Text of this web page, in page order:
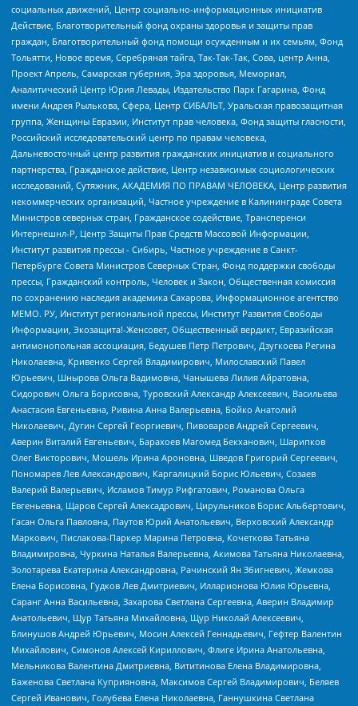
социальных движений, Центр социально-информационных инициатив
Действие, Благотворительный фонд охраны здоровья и защиты прав
граждан, Благотворительный фонд помощи осужденным и их семьям, Фонд
Тольятти, Новое время, Серебряная тайга, Так-Так-Так, Сова, центр Анна,
Проект Апрель, Самарская губерния, Эра здоровья, Мемориал,
Аналитический Центр Юрия Левады, Издательство Парк Гагарина, Фонд
имени Андрея Рылькова, Сфера, Центр СИБАЛЬТ, Уральская правозащитная
группа, Женщины Евразии, Институт прав человека, Фонд защиты гласности,
Российский исследовательский центр по правам человека,
Дальневосточный центр развития гражданских инициатив и социального
партнерства, Гражданское действие, Центр независимых социологических
исследований, Сутяжник, АКАДЕМИЯ ПО ПРАВАМ ЧЕЛОВЕКА, Центр развития
некоммерческих организаций, Частное учреждение в Калининграде Совета
Министров северных стран, Гражданское содействие, Трансперенси
Интернешнл-Р, Центр Защиты Прав Средств Массовой Информации,
Институт развития прессы - Сибирь, Частное учреждение в Санкт-
Петербурге Совета Министров Северных Стран, Фонд поддержки свободы
прессы, Гражданский контроль, Человек и Закон, Общественная комиссия
по сохранению наследия академика Сахарова, Информационное агентство
МЕМО. РУ, Институт региональной прессы, Институт Развития Свободы
Информации, Экозащита!-Женсовет, Общественный вердикт, Евразийская
антимонопольная ассоциация, Бедушев Петр Петрович, Дзугкоева Регина
Николаевна, Кривенко Сергей Владимирович, Милославский Павел
Юрьевич, Шнырова Ольга Вадимовна, Чанышева Лилия Айратовна,
Сидорович Ольга Борисовна, Туровский Александр Алексеевич, Васильева
Анастасия Евгеньевна, Ривина Анна Валерьевна, Бойко Анатолий
Николаевич, Дугин Сергей Георгиевич, Пивоваров Андрей Сергеевич,
Аверин Виталий Евгеньевич, Барахоев Магомед Бекханович, Шарипков
Олег Викторович, Мошель Ирина Ароновна, Шведов Григорий Сергеевич,
Пономарев Лев Александрович, Каргалицкий Борис Юльевич, Созаев
Валерий Валерьевич, Исламов Тимур Рифгатович, Романова Ольга
Евгеньевна, Щаров Сергей Алексадрович, Цирульников Борис Альбертович,
Гасан Ольга Павловна, Паутов Юрий Анатольевич, Верховский Александр
Маркович, Пислакова-Паркер Марина Петровна, Кочеткова Татьяна
Владимировна, Чуркина Наталья Валерьевна, Акимова Татьяна Николаевна,
Золотарева Екатерина Александровна, Рачинский Ян Збигневич, Жемкова
Елена Борисовна, Гудков Лев Дмитриевич, Илларионова Юлия Юрьевна,
Саранг Анна Васильевна, Захарова Светлана Сергеевна, Аверин Владимир
Анатольевич, Щур Татьяна Михайловна, Щур Николай Алексеевич,
Блинушов Андрей Юрьевич, Мосин Алексей Геннадьевич, Гефтер Валентин
Михайлович, Симонов Алексей Кириллович, Флиге Ирина Анатольевна,
Мельникова Валентина Дмитриевна, Вититинова Елена Владимировна,
Баженова Светлана Куприяновна, Максимов Сергей Владимирович, Беляев
Сергей Иванович, Голубева Елена Николаевна, Ганнушкина Светлана